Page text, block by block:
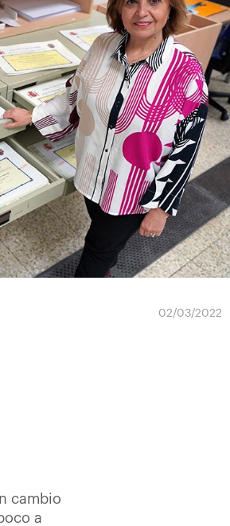
02/03/2022
cambio
a